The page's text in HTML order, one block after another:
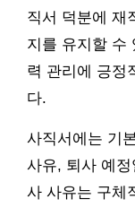
직서 덕분에 재
지를 유지할 수
력 관리에 긍정
다.
사직서에는 기
사유, 퇴사 예
사 사유는 구체